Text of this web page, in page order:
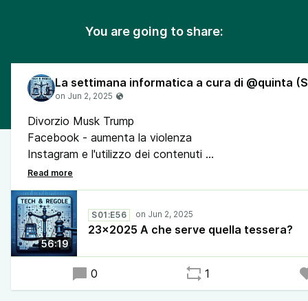
You are going to share:
Divorzio Musk Trump
Facebook - aumenta la violenza
Instagram e l'utilizzo dei contenuti
Compri prima, paghi dopo - Klarna
Semiconduttori - la Cina contro i Paesi Bassi
La magistratura della Florida contro i chatbot
Stampante - quanto mi costi?
I dati li mette al sicuro Palantir
La capo staff di Trump hackerata
Il cerotto per lo stress mentale
56:19
S01:E56
23x2025 A che serve quella tessera?
0 1